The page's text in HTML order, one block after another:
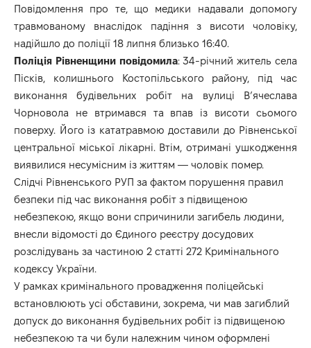
Повідомлення про те, що медики надавали допомогу
травмованому внаслідок падіння з висоти чоловіку,
надійшло до поліції 18 липня близько 16:40.
Поліція Рівненщини повідомила: 34-річний житель села
Пісків, колишнього Костопільського району, під час
виконання будівельних робіт на вулиці В’ячеслава
Чорновола не втримався та впав із висоти сьомого
поверху. Його із кататравмою доставили до Рівненської
центральної міської лікарні. Втім, отримані ушкодження
виявилися несумісним із життям — чоловік помер.
Слідчі Рівненського РУП за фактом порушення правил
безпеки під час виконання робіт з підвищеною
небезпекою, якщо вони спричинили загибель людини,
внесли відомості до Єдиного реєстру досудових
розслідувань за частиною 2 статті 272 Кримінального
кодексу України.
У рамках кримінального провадження поліцейські
встановлюють усі обставини, зокрема, чи мав загиблий
допуск до виконання будівельних робіт із підвищеною
небезпекою та чи були належним чином оформлені